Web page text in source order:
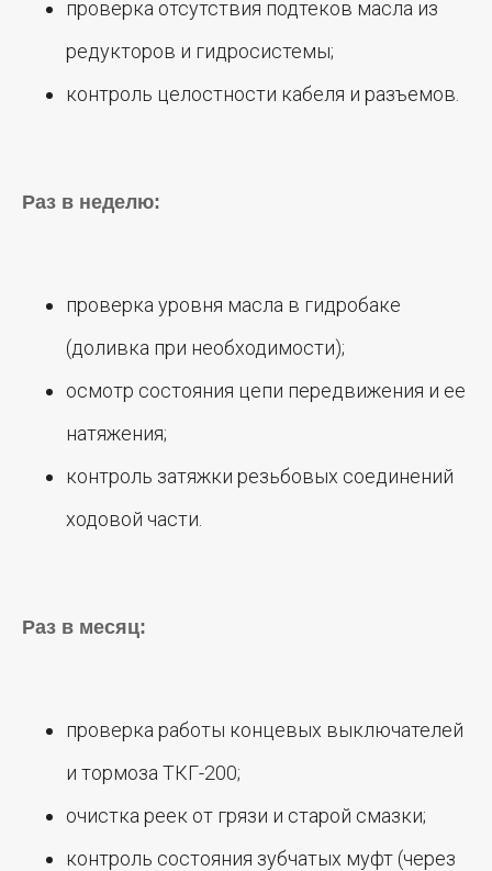
проверка отсутствия подтеков масла из
редукторов и гидросистемы;
контроль целостности кабеля и разъемов.
Раз в неделю:
проверка уровня масла в гидробаке
(доливка при необходимости);
осмотр состояния цепи передвижения и ее
натяжения;
контроль затяжки резьбовых соединений
ходовой части.
Раз в месяц:
проверка работы концевых выключателей
и тормоза ТКГ-200;
очистка реек от грязи и старой смазки;
контроль состояния зубчатых муфт (через